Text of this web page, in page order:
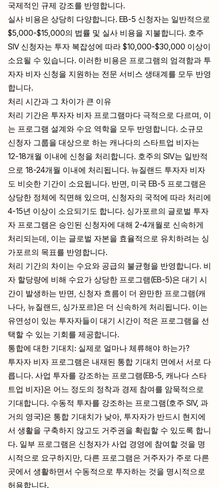
국제적인 규제 강조를 반영합니다.
실사 비용은 상당히 다양합니다. EB-5 신청자는 일반적으로
$5,000-$15,000의 법률 및 실사 비용을 지불합니다. 호주
SIV 신청자는 투자 복잡성에 따라 $10,000-$30,000 이상이
소요될 수 있습니다. 이러한 비용은 프로그램의 엄격함과 투
자자 비자 신청을 지원하는 전문 서비스 생태계를 모두 반영
합니다.
처리 시간과 그 차이가 큰 이유
처리 기간은 투자자 비자 프로그램마다 극적으로 다르며, 이
는 프로그램 설계와 수요 역학을 모두 반영합니다. 소규모
신청자 그룹을 대상으로 하는 캐나다의 스타트업 비자는
12-18개월 이내에 신청을 처리합니다. 호주의 SIV는 일반적
으로 18-24개월 이내에 처리됩니다. 뉴질랜드 투자자 비자
도 비슷한 기간이 소요됩니다. 반면, 미국 EB-5 프로그램은
상당한 정체에 직면해 있으며, 신청자의 국적에 따라 처리에
4-15년 이상이 소요되기도 합니다. 싱가포르의 글로벌 투자
자 프로그램은 승인된 신청자에 대해 2-4개월로 신속하게
처리되는데, 이는 글로벌 자본을 효율적으로 유치하려는 싱
가포르의 목표를 반영합니다.
처리 기간의 차이는 수요와 공급의 불균형을 반영합니다. 비
자 할당량에 비해 수요가 상당한 프로그램(EB-5)은 대기 시
간이 발생하는 반면, 신청자 흐름이 더 완만한 프로그램(캐
나다, 뉴질랜드, 싱가포르)은 더 신속하게 처리됩니다. 이는
유연성이 있는 투자자들이 대기 시간이 적은 프로그램을 선
택할 수 있는 기회를 제공합니다.
통합에 대한 기대치: 실제로 얼마나 체류해야 하는가?
투자자 비자 프로그램은 내재된 통합 기대치 면에서 서로 다
릅니다. 사업 투자를 강조하는 프로그램(EB-5, 캐나다 스타
트업 비자)은 어느 정도의 정착과 경제 참여를 암묵적으로
기대합니다. 수동적 투자를 강조하는 프로그램(호주 SIV, 과
거의 영국)은 통합 기대치가 낮아, 투자자가 반드시 현지에
서 생활을 구축하지 않고도 거주권을 확립할 수 있도록 합니
다. 일부 프로그램은 신청자가 사업 경영에 참여할 것을 명
시적으로 요구하지만, 다른 프로그램은 거주자가 주로 다른
곳에서 생활하면서 수동적으로 투자하는 것을 명시적으로
허용합니다.